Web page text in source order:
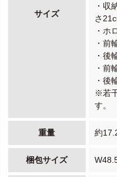
サイズ
・収
さ
・ホ
・前
・後
・前
・後
※若
す。
重量 約
梱包サイズ